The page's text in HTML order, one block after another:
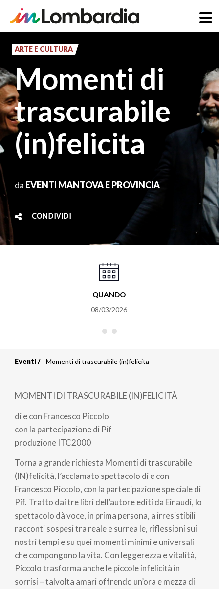
principale
ARTE E CULTURA
Momenti di
trascurabile
(in)felicita
da EVENTI MANTOVA E PROVINCIA
CONDIVIDI
QUANDO
08/03/2026
di
pane
Eventi Momenti di trascurabile (in)felicita
MOMENTI DI TRASCURABILE (IN)FELICITÀ
di e con Francesco Piccolo
con la partecipazione di Pif
produzione ITC2000
Torna a grande richiesta Momenti di trascurabile
(IN)felicità, l’acclamato spettacolo di e con
Francesco Piccolo, con la partecipazione spe ciale di
Pif. Tratto dai tre libri dell’autore editi da Einaudi, lo
spettacolo dà voce, in prima persona, a irresistibili
racconti sospesi tra reale e surrea le, riflessioni sui
nostri tempi e su quei momenti minimi e universali
che compongono la vita. Con leggerezza e vitalità,
Piccolo trasforma anche le piccole infelicità in
sorrisi – talvolta amari offrendo un’ora e mezza di